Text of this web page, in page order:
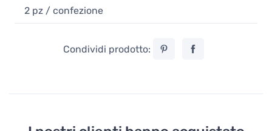
2 pz / confezione
Condividi prodotto: